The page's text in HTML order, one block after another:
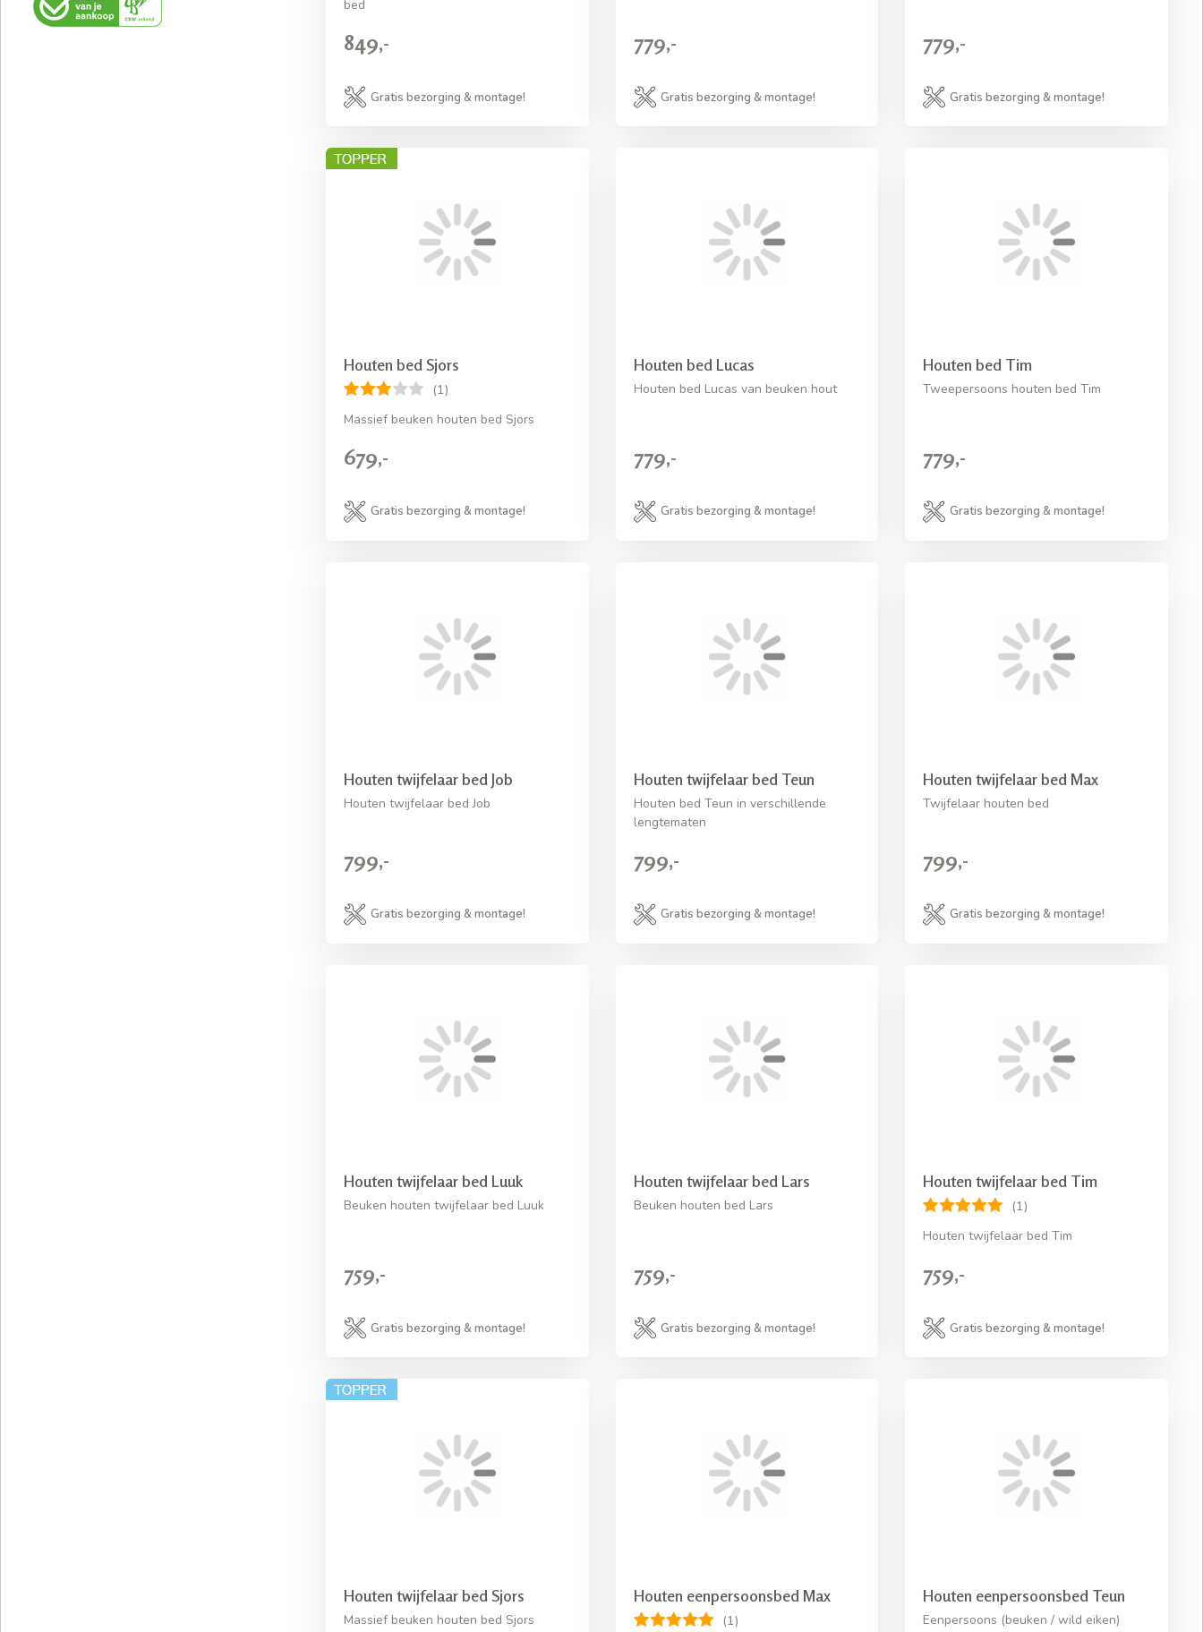
bed
849,-
Gratis bezorging & montage!
779,-
Gratis bezorging & montage!
779,-
Gratis bezorging & montage!
Houten bed Sjors
(1)
Massief beuken houten bed Sjors
679,-
Gratis bezorging & montage!
Houten bed Lucas
Houten bed Lucas van beuken hout
779,-
Gratis bezorging & montage!
Houten bed Tim
Tweepersoons houten bed Tim
779,-
Gratis bezorging & montage!
Houten twijfelaar bed Job
Houten twijfelaar bed Job
799,-
Gratis bezorging & montage!
Houten twijfelaar bed Teun
Houten bed Teun in verschillende
lengtematen
799,-
Gratis bezorging & montage!
Houten twijfelaar bed Max
Twijfelaar houten bed
799,-
Gratis bezorging & montage!
Houten twijfelaar bed Luuk
Beuken houten twijfelaar bed Luuk
759,-
Gratis bezorging & montage!
Houten twijfelaar bed Lars
Beuken houten bed Lars
759,-
Gratis bezorging & montage!
Houten twijfelaar bed Tim
(1)
Houten twijfelaar bed Tim
759,-
Gratis bezorging & montage!
Houten twijfelaar bed Sjors
Massief beuken houten bed Sjors
Houten eenpersoonsbed Max
(1)
Houten eenpersoonsbed Teun
Eenpersoons (beuken / wild eiken)